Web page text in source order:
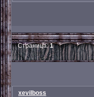
Страница:1
xevilboss